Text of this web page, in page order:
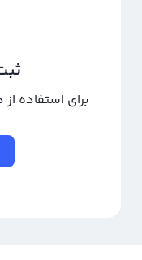
برای استفاده